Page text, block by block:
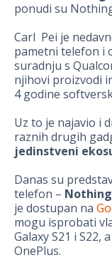
ponudi su
Carl Pei je
pametni telefon i
suradnju s
njihovi proizvodi
4 godine
Uz to je najavio i
raznih drugih
jedinstveni
Danas su
telefon –
je dostupan na
mogu isprobati
Galaxy S21 i S22,
OnePlus.